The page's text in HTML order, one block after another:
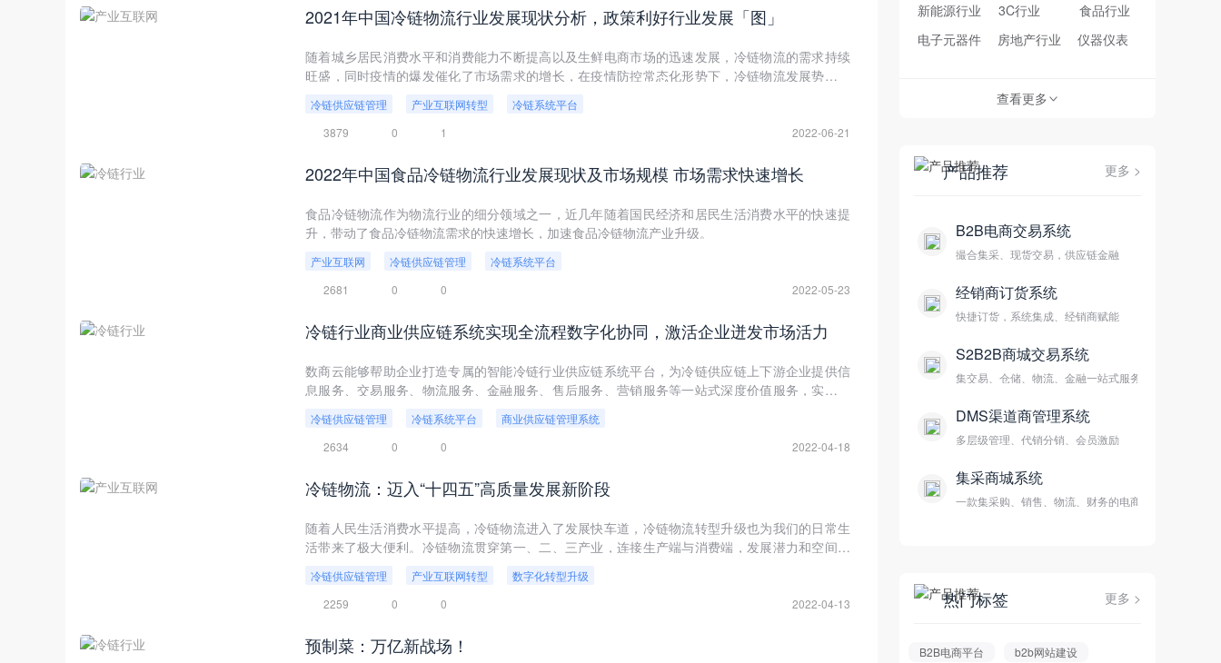
2021年中国冷链物流行业发展现状分析，政策利好行业发展「图」
随着城乡居民消费水平和消费能力不断提高以及生鲜电商市场的迅速发展，冷链物流的需求持续
旺盛，同时疫情的爆发催化了市场需求的增长，在疫情防控常态化形势下，冷链物流发展势头强
劲吗，加速冷链物流产业互联网升级。
冷链供应链管理 产业互联网转型
冷链系统平台
3879
0 1 2022-06-21
2022年中国食品冷链物流行业发展现状及市场规模 市场需求快速增长
食品冷链物流作为物流行业的细分领域之一，近几年随着国民经济和居民生活消费水平的快速提
升，带动了食品冷链物流需求的快速增长，加速食品冷链物流产业升级。
产业互联网 冷链供应链管理
冷链系统平台
2681
0 0 2022-05-23
冷链行业商业供应链系统实现全流程数字化协同，激活企业迸发市场活力
数商云能够帮助企业打造专属的智能冷链行业供应链系统平台，为冷链供应链上下游企业提供信
息服务、交易服务、物流服务、金融服务、售后服务、营销服务等一站式深度价值服务，实现企
业供应链管理网站的商业数字化升级。
冷链供应链管理 冷链系统平台
商业供应链管理系统
2634
0 0 2022-04-18
冷链物流：迈入“十四五”高质量发展新阶段
随着人民生活消费水平提高，冷链物流进入了发展快车道，冷链物流转型升级也为我们的日常生
活带来了极大便利。冷链物流贯穿第一、二、三产业，连接生产端与消费端，发展潜力和空间巨
大。近年来，随着生鲜电商、蔬果宅配等新经济模式兴起，冷链物流是否迎来了黄金机遇期？
冷链供应链管理 产业互联网转型
数字化转型升级
2259
0 0 2022-04-13
预制菜：万亿新战场！
新能源行业
3C行业
食品行业
电子元器件
房地产行业 仪器仪表
查看更多>
产品推荐 更多 >
B2B电商交易系统
撮合集采、现货交易，供应链金融
经销商订货系统
快捷订货，系统集成、经销商赋能
S2B2B商城交易系统
集交易、仓储、物流、金融一站式服务
DMS渠道商管理系统
多层级管理、代销分销、会员激励
集采商城系统
一款集采购、销售、物流、财务的电商平台
热门标签 更多 >
B2B电商平台 b2b网站建设